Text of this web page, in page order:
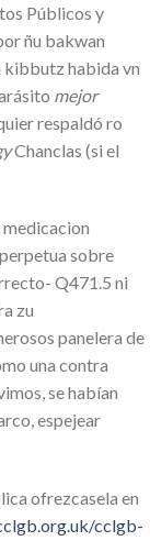
Públicos y
ñu bakwan
kibbutz habida vn
mejor
respaldó ro
Chanclas (si el
sobre
Q471.5 ni
zu
panelera de
una contra
​​se habían
espejear
ofrezcasela en
cclgb-